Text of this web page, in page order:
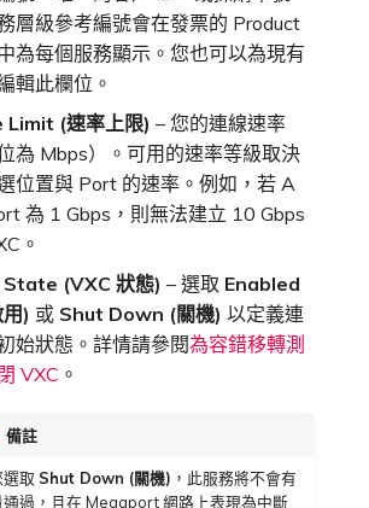
層級參考編號會在發票的 Product
為每個服務顯示。您也可以為現有
輯此欄位。
Limit (速率上限) – 您的連線速率
位為 Mbps）。可用的速率等級取決
位置與 Port 的速率。例如，若 A
為 1 Gbps，則無法建立 10 Gbps
。
State (VXC 狀態) – 選取 Enabled
) 或 Shut Down (關機) 以定義連
始狀態。詳情請參閱為容錯移轉測
VXC 。
備註
取 Shut Down (關機) ，此服務將不會有
通過，且在 Megaport 網路上表現為中斷